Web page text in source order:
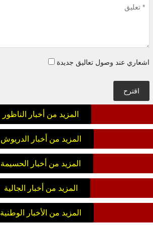
اشعاري عند وصول تعاليق جديدة
اقترح
المزيد من أخبار الناظور
المزيد من أخبار الدريوش
المزيد من أخبار الحسيمة
المزيد من أخبار الجالية
المزيد من الأخبار الوطنية